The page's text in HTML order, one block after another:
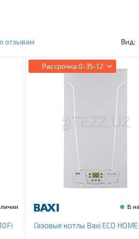
отзывам Вид:
Рассрочка 0-35-12
В
Газовые котлы Baxi ECO